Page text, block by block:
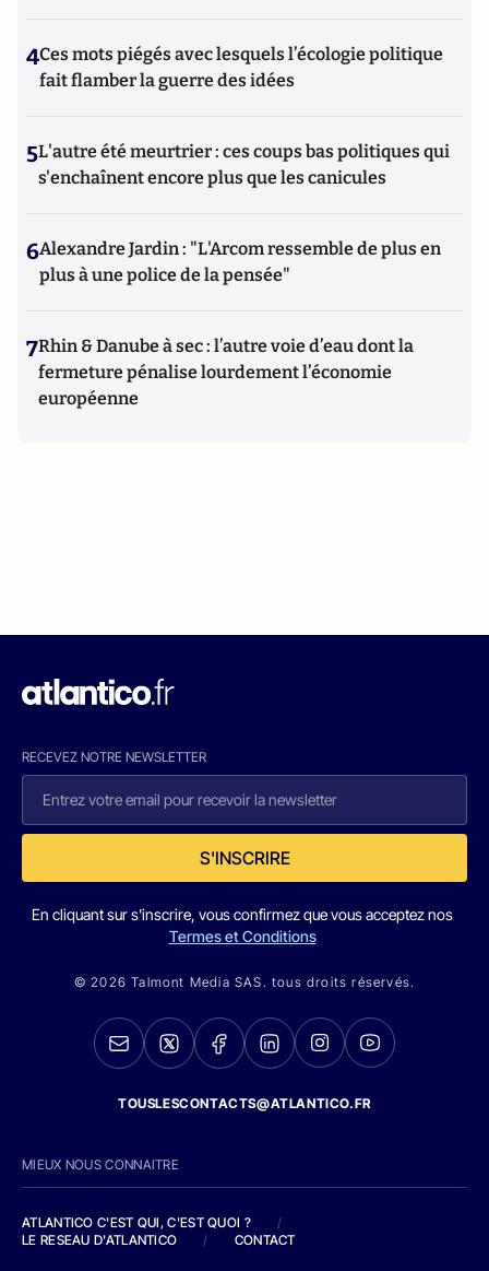
4Ces mots piégés avec lesquels l’écologie politique
fait flamber la guerre des idées
5L'autre été meurtrier : ces coups bas politiques qui
s'enchaînent encore plus que les canicules
6Alexandre Jardin : "L'Arcom ressemble de plus en
plus à une police de la pensée"
7Rhin & Danube à sec : l’autre voie d’eau dont la
fermeture pénalise lourdement l’économie
européenne
RECEVEZ NOTRE NEWSLETTER
S'INSCRIRE
En cliquant sur s'inscrire, vous confirmez que vous acceptez nos
Termes et Conditions
© 2026 Talmont Media SAS. tous droits réservés.
TOUSLESCONTACTS@ATLANTICO.FR
MIEUX NOUS CONNAITRE
ATLANTICO C'EST QUI, C'EST QUOI ?
/
LE RESEAU D'ATLANTICO
/ CONTACT